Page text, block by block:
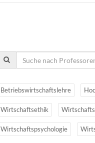
Betriebswirtschaftslehre
Wirtschaftsethik
Wirtschaftspsychologie